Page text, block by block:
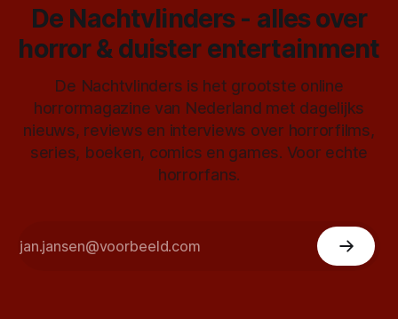
De Nachtvlinders - alles over
horror & duister entertainment
De Nachtvlinders is het grootste online
horrormagazine van Nederland met dagelijks
nieuws, reviews en interviews over horrorfilms,
series, boeken, comics en games. Voor echte
horrorfans.